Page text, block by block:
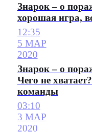
Знарок – о
хорошая игра,
12:35
5 МАР
2020
Знарок – о
Чего не
команды
03:10
3 МАР
2020